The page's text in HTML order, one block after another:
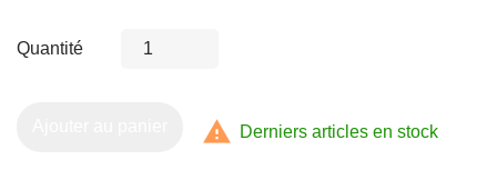
Quantité
 Derniers articles en stock